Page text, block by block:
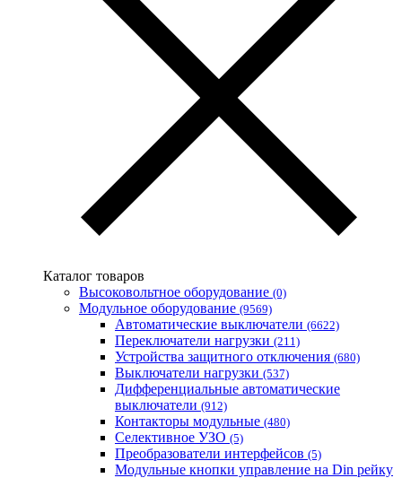
Каталог товаров
Высоковольтное оборудование (0)
Модульное оборудование (9569)
Автоматические выключатели (6622)
Переключатели нагрузки (211)
Устройства защитного отключения (680)
Выключатели нагрузки (537)
Дифференциальные автоматические
выключатели (912)
Контакторы модульные (480)
Селективное УЗО (5)
Преобразователи интерфейсов (5)
Модульные кнопки управление на Din рейку